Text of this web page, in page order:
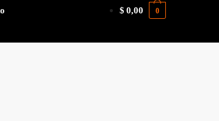
$ 0,00 0